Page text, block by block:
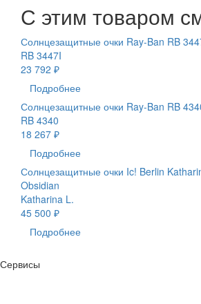
С этим товаром
Солнцезащитные очки Ray-Ban RB
RB 3447I
23 792 ₽
Подробнее
Солнцезащитные очки Ray-Ban RB
RB 4340
18 267 ₽
Подробнее
Солнцезащитные очки Ic! Berlin
Obsidian
Katharina L.
45 500 ₽
Подробнее
Сервисы